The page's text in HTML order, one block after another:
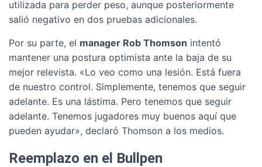
utilizada para perder peso, aunque posteriormente
salió negativo en dos pruebas adicionales.
Por su parte, el manager Rob Thomson intentó
mantener una postura optimista ante la baja de su
mejor relevista. «Lo veo como una lesión. Está fuera
de nuestro control. Simplemente, tenemos que seguir
adelante. Es una lástima. Pero tenemos que seguir
adelante. Tenemos jugadores muy buenos aquí que
pueden ayudar», declaró Thomson a los medios.
Reemplazo en el Bullpen